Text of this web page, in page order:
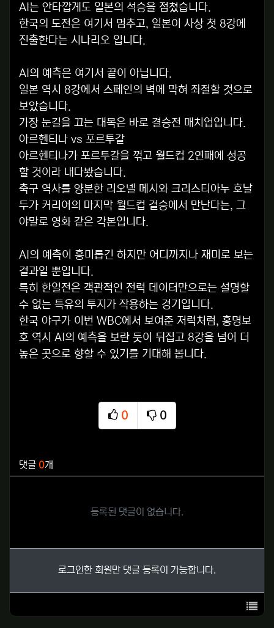
AI는 안타깝게도 일본의 석승을 점쳤습니다.
한국의 도전은 여기서 멈추고, 일본이 사상 첫 8강에
진출한다는 시나리오 입니다.
AI의 예측은 여기서 끝이 아닙니다.
일본 역시 8강에서 스페인의 벽에 막혀 좌절할 것으로
보았습니다.
가장 눈길을 끄는 대목은 바로 결승전 매치업입니다.
아르헨티나 vs 포르투갈
아르헨티나가 포르투갈을 꺾고 월드컵 2연패에 성공
할 것이라 내다봤습니다.
축구 역사를 양분한 리오넬 메시와 크리스티아누 호날
두가 커리어의 마지막 월드컵 결승에서 만난다는, 그
야말로 영화 같은 각본입니다.
AI의 예측이 흥미롭긴 하지만 어디까지나 재미로 보는
결과일 뿐입니다.
특히 한일전은 객관적인 전력 데이터만으로는 설명할
수 없는 특유의 투지가 작용하는 경기입니다.
한국 야구가 이번 WBC에서 보여준 저력처럼, 홍명보
호 역시 AI의 예측을 보란 듯이 뒤집고 8강을 넘어 더
높은 곳으로 향할 수 있기를 기대해 봅니다.
0
추천
0
비추천
댓글 0개
등록된 댓글이 없습니다.
로그인한 회원만 댓글 등록이 가능합니다.
목록